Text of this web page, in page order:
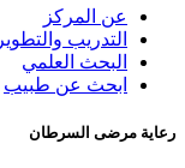
عن المركز
التدريب والتطوير
البحث العلمي
ابحث عن طبيب
رعاية مرضى السرطان